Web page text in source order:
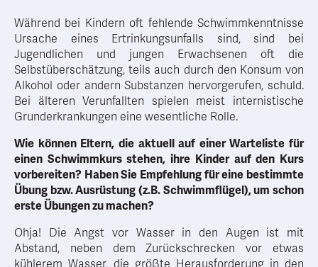
Während bei Kindern oft fehlende Schwimmkenntnisse
Ursache eines Ertrinkungsunfalls sind, sind bei
Jugendlichen und jungen Erwachsenen oft die
Selbstüberschätzung, teils auch durch den Konsum von
Alkohol oder andern Substanzen hervorgerufen, schuld.
Bei älteren Verunfallten spielen meist internistische
Grunderkrankungen eine wesentliche Rolle.
Wie können Eltern, die aktuell auf einer Warteliste für
einen Schwimmkurs stehen, ihre Kinder auf den Kurs
vorbereiten? Haben Sie Empfehlung für eine bestimmte
Übung bzw. Ausrüstung (z.B. Schwimmflügel), um schon
erste Übungen zu machen?
Ohja! Die Angst vor Wasser in den Augen ist mit
Abstand, neben dem Zurückschrecken vor etwas
kühlerem Wasser, die größte Herausforderung in den